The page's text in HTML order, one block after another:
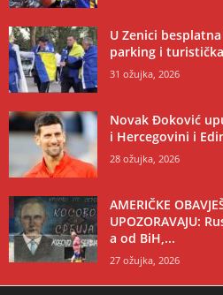
U Zenici
parking i
31 ožujka, 2026
Novak Đoković
i Hercegovini i
28 ožujka, 2026
AMERIČKE
UPOZORAVAJU:
a od BiH,...
27 ožujka, 2026